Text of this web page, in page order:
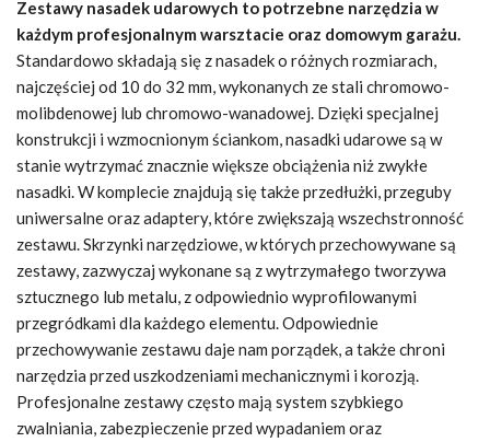
Zestawy nasadek udarowych to potrzebne narzędzia w
każdym profesjonalnym warsztacie oraz domowym garażu.
Standardowo składają się z nasadek o różnych rozmiarach,
najczęściej od 10 do 32 mm, wykonanych ze stali chromowo-
molibdenowej lub chromowo-wanadowej. Dzięki specjalnej
konstrukcji i wzmocnionym ściankom, nasadki udarowe są w
stanie wytrzymać znacznie większe obciążenia niż zwykłe
nasadki. W komplecie znajdują się także przedłużki, przeguby
uniwersalne oraz adaptery, które zwiększają wszechstronność
zestawu. Skrzynki narzędziowe, w których przechowywane są
zestawy, zazwyczaj wykonane są z wytrzymałego tworzywa
sztucznego lub metalu, z odpowiednio wyprofilowanymi
przegródkami dla każdego elementu. Odpowiednie
przechowywanie zestawu daje nam porządek, a także chroni
narzędzia przed uszkodzeniami mechanicznymi i korozją.
Profesjonalne zestawy często mają system szybkiego
zwalniania, zabezpieczenie przed wypadaniem oraz